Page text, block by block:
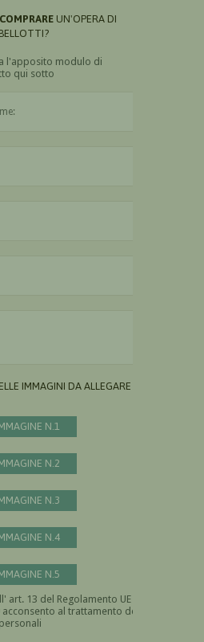
COMPRARE UN'OPERA DI
l'apposito modulo di
qui sotto
IMMAGINI DA ALLEGARE AL
N.1
N.2
N.3
N.4
N.5
art. 13 del Regolamento UE n.
al trattamento dei
Devi dare il consenso